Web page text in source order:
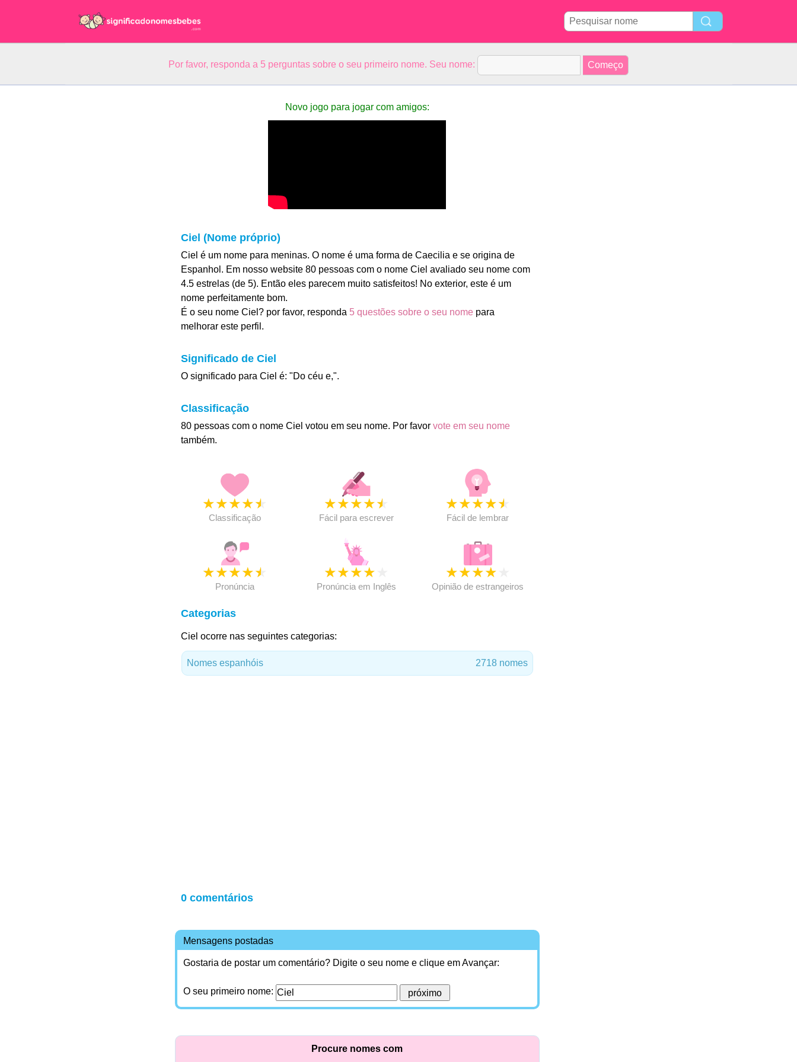
Por favor, responda a 5 perguntas sobre o seu primeiro nome. Seu nome:
Novo jogo para jogar com amigos:
Ciel (Nome próprio)
Ciel é um nome para meninas. O nome é uma forma de Caecilia e se origina de
Espanhol. Em nosso website 80 pessoas com o nome Ciel avaliado seu nome com
4.5 estrelas (de 5). Então eles parecem muito satisfeitos! No exterior, este é um
nome perfeitamente bom.
É o seu nome Ciel? por favor, responda 5 questões sobre o seu nomepara
melhorar este perfil.
Significado de Ciel
O significado para Ciel é: "Do céu e,".
Classificação
80 pessoas com o nome Ciel votou em seu nome. Por favor vote em seu nome
também.
★★★★★
Classificação
★★★★★
Fácil para escrever
★★★★★
Fácil de lembrar
★★★★★
Pronúncia
★★★★
Pronúncia em Inglês
★★★★
Opinião de estrangeiros
Categorias
Ciel ocorre nas seguintes categorias:
Nomes espanhóis 2718 nomes
0 comentários
Mensagens postadas
Gostaria de postar um comentário? Digite o seu nome e clique em Avançar:
O seu primeiro nome:
Procure nomes com